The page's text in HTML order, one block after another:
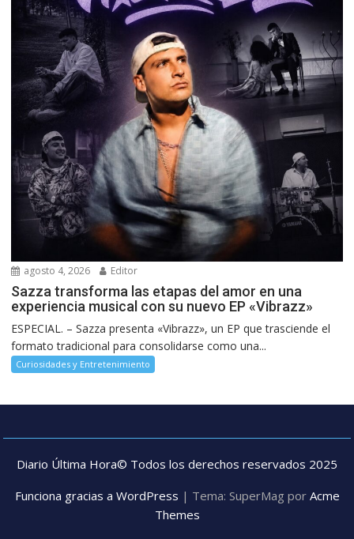
agosto 4, 2026 Editor
Sazza transforma las etapas del amor en una
experiencia musical con su nuevo EP «Vibrazz»
ESPECIAL. – Sazza presenta «Vibrazz», un EP que trasciende el
formato tradicional para consolidarse como una...
Curiosidades y Entretenimiento
Diario Última Hora© Todos los derechos reservados 2025
Funciona gracias a WordPress | Tema: SuperMag por Acme
Themes